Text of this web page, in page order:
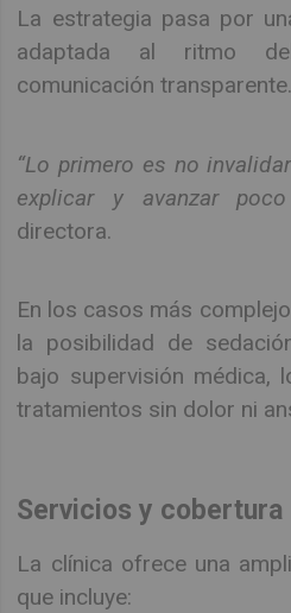
La estrategia pasa por
adaptada al ritmo
comunicación transparente.
“Lo primero es no
explicar y avanzar
directora.
En los casos más
la posibilidad de
bajo supervisión médica,
tratamientos sin dolor ni
Servicios y cobertura
La clínica ofrece una
que incluye: